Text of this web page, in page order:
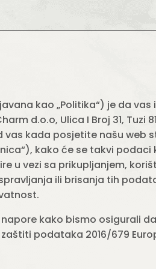
kao „Politika“) je da
d.o.o, Ulica I Broj 31, Tuzi
vas kada posjetite našu
kako će se takvi
u vezi sa prikupljanjem,
ili brisanja tih
kako bismo osigurali
podataka 2016/679